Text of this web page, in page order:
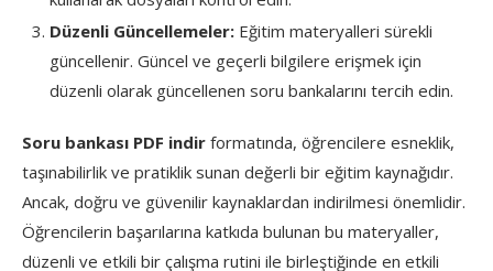
Düzenli Güncellemeler: Eğitim materyalleri sürekli
güncellenir. Güncel ve geçerli bilgilere erişmek için
düzenli olarak güncellenen soru bankalarını tercih edin.
Soru bankası PDF indir formatında, öğrencilere esneklik,
taşınabilirlik ve pratiklik sunan değerli bir eğitim kaynağıdır.
Ancak, doğru ve güvenilir kaynaklardan indirilmesi önemlidir.
Öğrencilerin başarılarına katkıda bulunan bu materyaller,
düzenli ve etkili bir çalışma rutini ile birleştiğinde en etkili